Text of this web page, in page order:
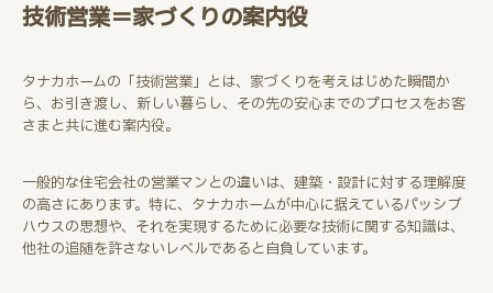
技術営業＝家づくりの案内役
タナカホームの「技術営業」とは、家づくりを考えはじめた瞬間か
ら、お引き渡し、新しい暮らし、その先の安心までのプロセスをお客
さまと共に進む案内役。
一般的な住宅会社の営業マンとの違いは、建築・設計に対する理解度
の高さにあります。特に、タナカホームが中心に据えているパッシブ
ハウスの思想や、それを実現するために必要な技術に関する知識は、
他社の追随を許さないレベルであると自負しています。